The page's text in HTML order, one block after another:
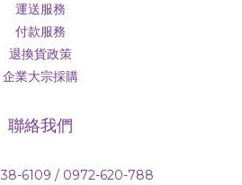
運送服務
付款服務
退換貨政策
企業大宗採購
聯絡我們
6109 / 0972-620-788